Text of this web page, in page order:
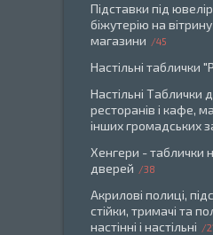
Підставки під
біжутерію на
магазини
45
Настільні таблички
Настільні Таблички
ресторанів і кафе,
інших громадських
Хенгери - таблички
дверей
38
Акрилові полиці,
стійки, тримачі та
настінні і настільні